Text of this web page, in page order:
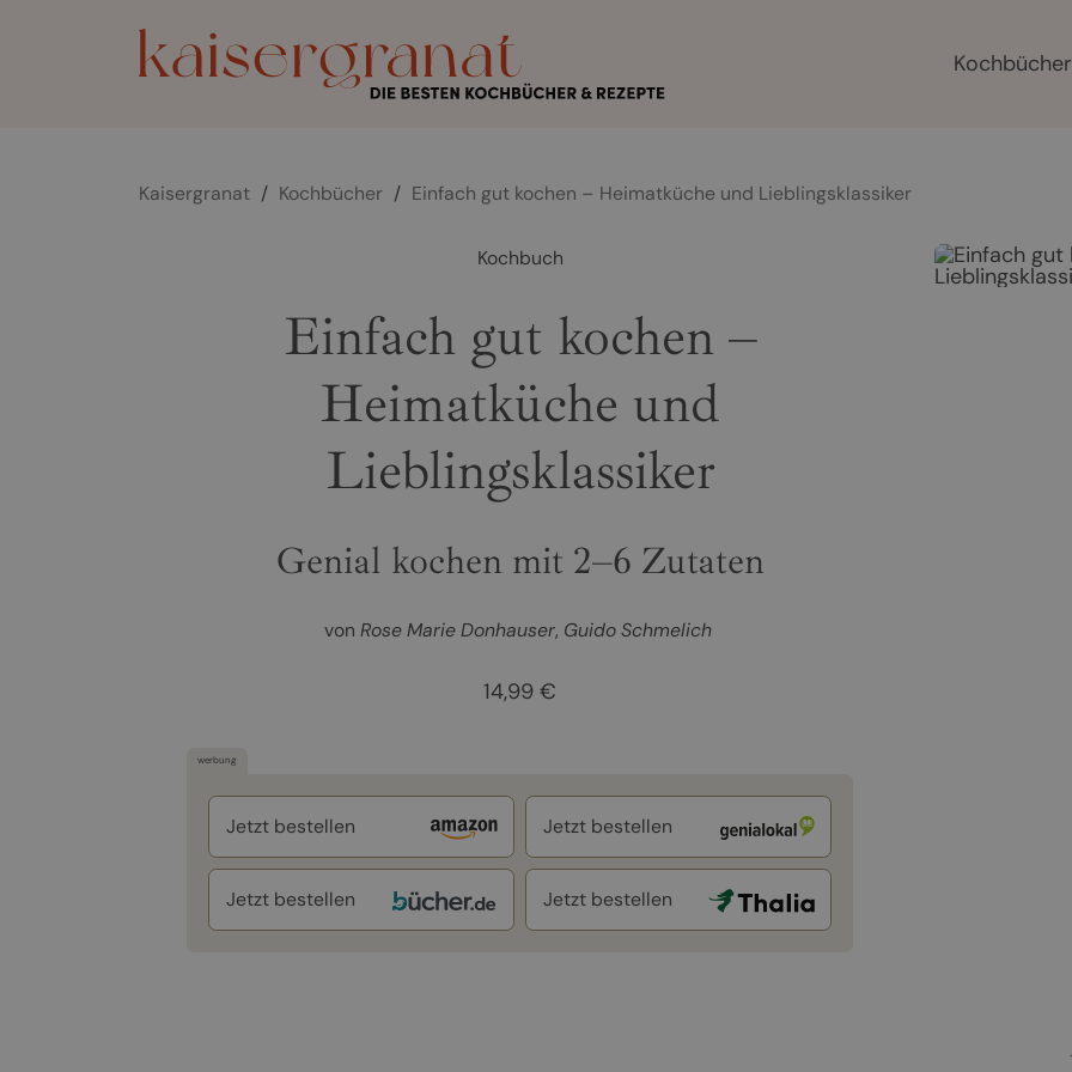
Kochbücher
Kaisergranat / Kochbücher / Einfach gut kochen – Heimatküche und Lieblingsklassiker
Kochbuch
Einfach gut kochen –
Heimatküche und
Lieblingsklassiker
Genial kochen mit 2–6 Zutaten
von Rose Marie Donhauser Guido Schmelich
14,99 €
werbung
Jetzt bestellen Jetzt bestellen
Jetzt bestellen Jetzt bestellen